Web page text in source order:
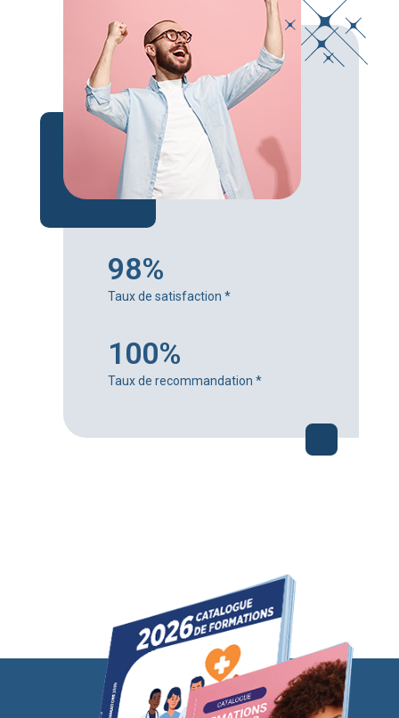
98%
Taux de satisfaction *
100%
Taux de recommandation *